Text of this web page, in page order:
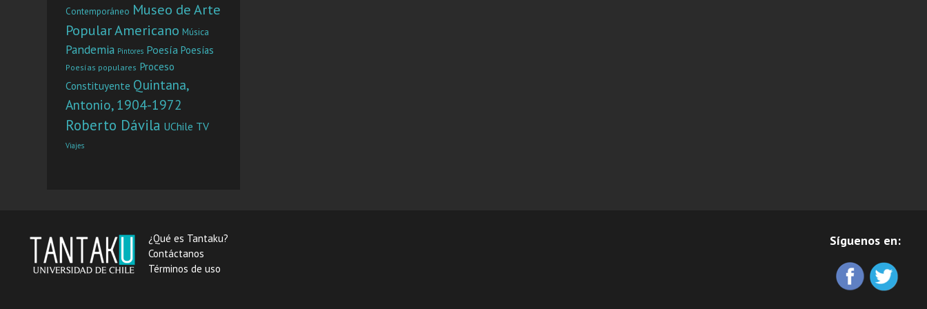
Contemporáneo Museo de Arte
Popular Americano Música
Pandemia Pintores Poesía Poesías
Poesías populares Proceso
Constituyente Quintana,
Antonio, 1904-1972
Roberto Dávila UChile TV
Viajes
¿Qué es Tantaku?
Contáctanos
Términos de uso
Síguenos en: